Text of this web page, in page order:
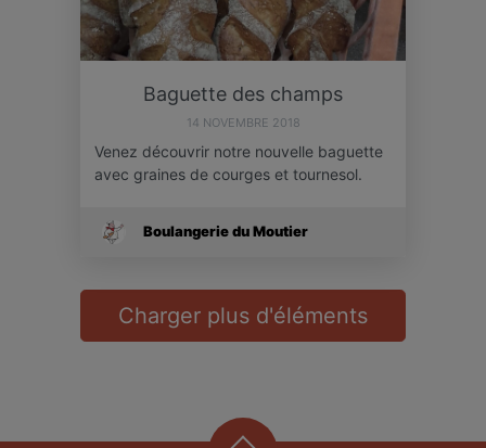
Baguette des champs
14 NOVEMBRE 2018
Venez découvrir notre nouvelle baguette
avec graines de courges et tournesol.
Boulangerie du Moutier
Charger plus d'éléments